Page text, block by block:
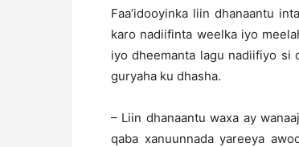
Faa’idooyinka liin dhanaantu
karo nadiifinta weelka iyo
iyo dheemanta lagu nadiifiyo si
guryaha ku dhasha.
– Liin dhanaantu waxa ay
qaba xanuunnada yareeya